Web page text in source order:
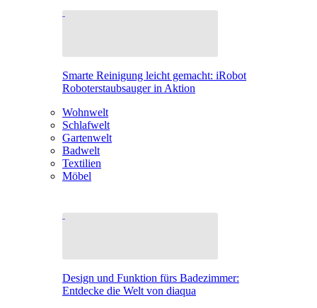
Smarte Reinigung leicht gemacht: iRobot
Roboterstaubsauger in Aktion
Wohnwelt
Schlafwelt
Gartenwelt
Badwelt
Textilien
Möbel
Design und Funktion fürs Badezimmer:
Entdecke die Welt von diaqua